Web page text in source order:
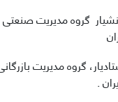
گروه مدیریت
گروه مدیریت
.